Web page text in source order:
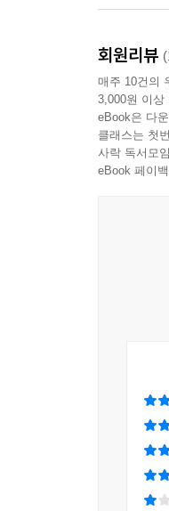
오해를 만
일반 영어
부족한 직
읽을 수 있
도서다. 우
외국어를
하고 싶다
지금 갖추
《무례한
채워야 할
없는 분량
‘지금 이
회원리뷰
매주 10건의
3,000원 이상
eBook은 다
클래스는 첫
사락 독서모
eBook 페이